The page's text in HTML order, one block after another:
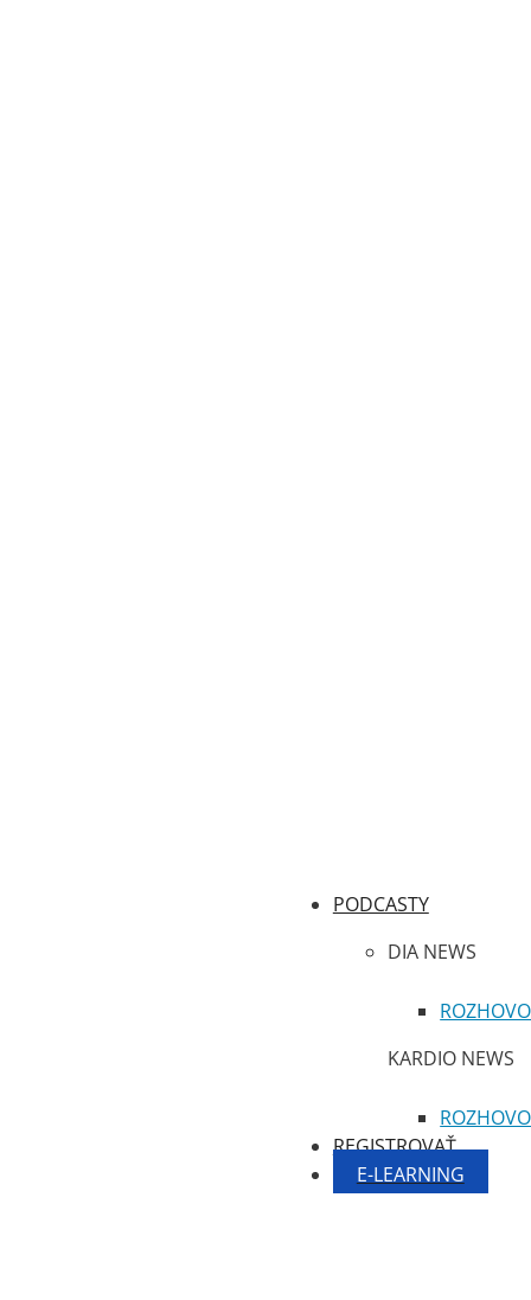
PODCASTY
DIA NEWS
KARDIO NEWS
REGISTROVAŤ
E-LEARNING